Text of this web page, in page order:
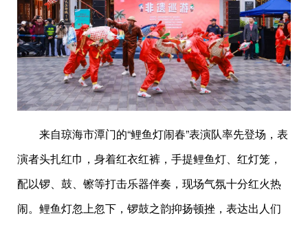
来自琼海市潭门的“鲤鱼灯闹春”表演队率先登场，表
演者头扎红巾，身着红衣红裤，手提鲤鱼灯、红灯笼，
配以锣、鼓、镲等打击乐器伴奏，现场气氛十分红火热
闹。鲤鱼灯忽上忽下，锣鼓之韵抑扬顿挫，表达出人们